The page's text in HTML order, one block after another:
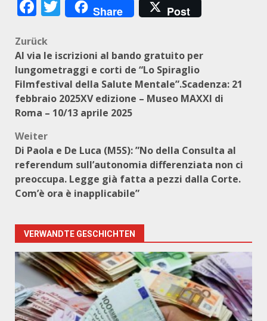
Facebook
Twitter
Share Post
Beitragsnavigation
Zurück
Al via le iscrizioni al bando gratuito per
lungometraggi e corti de “Lo Spiraglio
Filmfestival della Salute Mentale”.Scadenza: 21
febbraio 2025XV edizione – Museo MAXXI di
Roma – 10/13 aprile 2025
Weiter
Di Paola e De Luca (M5S): ”No della Consulta al
referendum sull’autonomia differenziata non ci
preoccupa. Legge già fatta a pezzi dalla Corte.
Com’è ora è inapplicabile”
VERWANDTE GESCHICHTEN